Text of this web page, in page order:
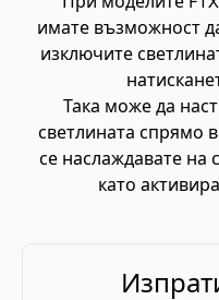
имате възможност
изключите
Така може да
светлината спрямо
се наслаждавате на
като